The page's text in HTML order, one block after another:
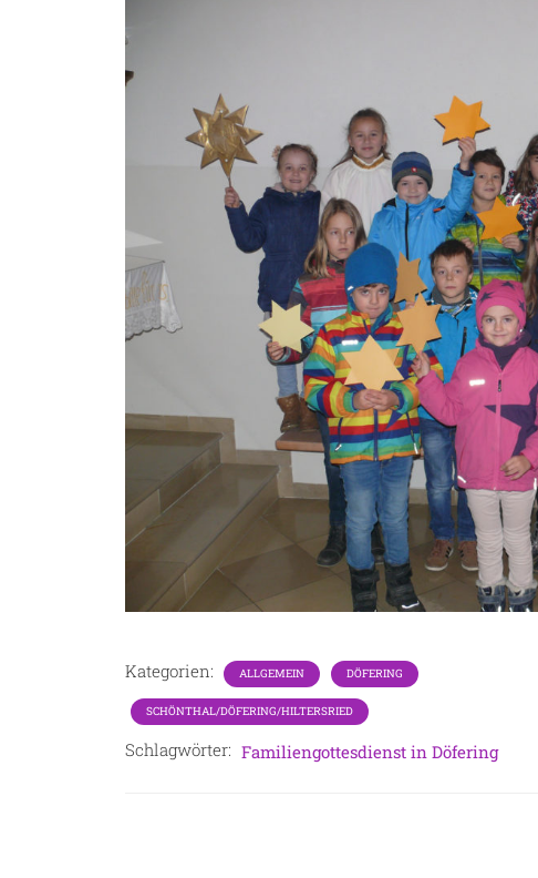
Kategorien: ALLGEMEIN DÖFERING
SCHÖNTHAL/DÖFERING/HILTERSRIED
Schlagwörter: Familiengottesdienst in Döfering